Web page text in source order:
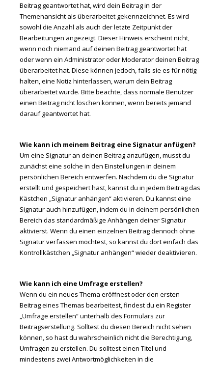
Beitrag geantwortet hat, wird dein Beitrag in der
Themenansicht als überarbeitet gekennzeichnet. Es wird
sowohl die Anzahl als auch der letzte Zeitpunkt der
Bearbeitungen angezeigt. Dieser Hinweis erscheint nicht,
wenn noch niemand auf deinen Beitrag geantwortet hat
oder wenn ein Administrator oder Moderator deinen Beitrag
überarbeitet hat. Diese können jedoch, falls sie es für nötig
halten, eine Notiz hinterlassen, warum dein Beitrag
überarbeitet wurde. Bitte beachte, dass normale Benutzer
einen Beitrag nicht löschen können, wenn bereits jemand
darauf geantwortet hat.
Wie kann ich meinem Beitrag eine Signatur anfügen?
Um eine Signatur an deinen Beitrag anzufügen, musst du
zunächst eine solche in den Einstellungen in deinem
persönlichen Bereich entwerfen. Nachdem du die Signatur
erstellt und gespeichert hast, kannst du in jedem Beitrag das
Kästchen „Signatur anhängen“ aktivieren. Du kannst eine
Signatur auch hinzufügen, indem du in deinem persönlichen
Bereich das standardmäßige Anhängen deiner Signatur
aktivierst. Wenn du einen einzelnen Beitrag dennoch ohne
Signatur verfassen möchtest, so kannst du dort einfach das
Kontrollkästchen „Signatur anhängen“ wieder deaktivieren.
Wie kann ich eine Umfrage erstellen?
Wenn du ein neues Thema eröffnest oder den ersten
Beitrag eines Themas bearbeitest, findest du ein Register
„Umfrage erstellen“ unterhalb des Formulars zur
Beitragserstellung. Solltest du diesen Bereich nicht sehen
können, so hast du wahrscheinlich nicht die Berechtigung,
Umfragen zu erstellen. Du solltest einen Titel und
mindestens zwei Antwortmöglichkeiten in die